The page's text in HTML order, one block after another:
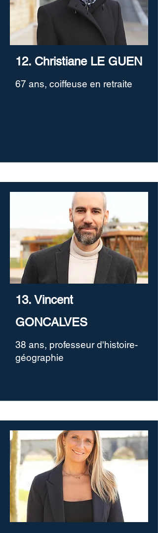
12. Christiane LE GUEN
67 ans, coiffeuse en retraite
13. Vincent
GONCALVES
38 ans, professeur d'histoire-
géographie